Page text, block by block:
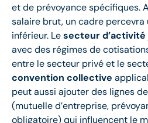
et de prévoyance spécifiques.
salaire brut, un cadre percevra
inférieur. Lesecteur d’activité
avec des régimes de
entre le secteur privé et le
convention collective
peut aussi ajouter des lignes
(mutuelle d’entreprise,
obligatoire) qui influencent le